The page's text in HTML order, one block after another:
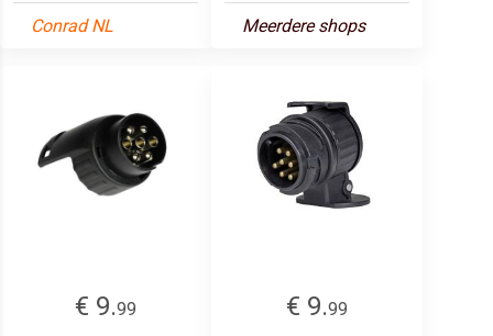
Conrad NL
Meerdere shops
€ 9.99
€ 9.99